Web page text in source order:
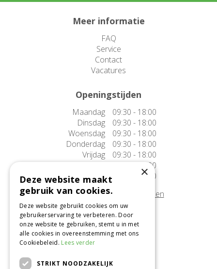
Meer informatie
FAQ
Service
Contact
Vacatures
Openingstijden
Maandag
09:30 - 18:00
Dinsdag
09:30 - 18:00
Woensdag
09:30 - 18:00
Donderdag
09:30 - 18:00
Vrijdag
09:30 - 18:00
Zaterdag
09:30 - 17:00
Zondag
10:00 - 17:00
Afwijkende openingstijden tonen
Onze locatie
Tuincentrum Alméérplant
Jac. P. Thijsseweg 4
×
Deze website maakt
gebruik van cookies.
Deze website gebruikt cookies om uw
gebruikerservaring te verbeteren. Door
onze website te gebruiken, stemt u in met
alle cookies in overeenstemming met ons
Cookiebeleid. Lees verder
STRIKT NOODZAKELIJK